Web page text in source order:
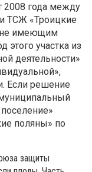
2008 года между
ТСЖ «Троицкие
не имеющим
участка из
деятельности»
Если решение
поляны» по
защиты